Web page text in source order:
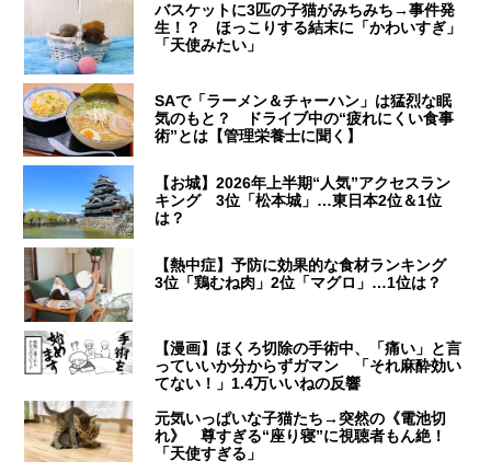
バスケットに3匹の子猫がみちみち→事件発
生！？ ほっこりする結末に「かわいすぎ」
「天使みたい」
SAで「ラーメン＆チャーハン」は猛烈な眠
気のもと？ ドライブ中の“疲れにくい食事
術”とは【管理栄養士に聞く】
【お城】2026年上半期“人気”アクセスラン
キング 3位「松本城」…東日本2位＆1位
は？
【熱中症】予防に効果的な食材ランキング
3位「鶏むね肉」2位「マグロ」…1位は？
【漫画】ほくろ切除の手術中、「痛い」と言
っていいか分からずガマン 「それ麻酔効い
てない！」1.4万いいねの反響
元気いっぱいな子猫たち→突然の《電池切
れ》 尊すぎる“座り寝”に視聴者もん絶！
「天使すぎる」